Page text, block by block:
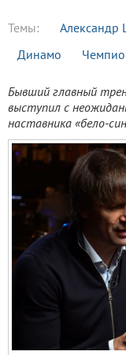
Темы: Александр
Динамо
Бывший главный
выступил с
наставника «бело-